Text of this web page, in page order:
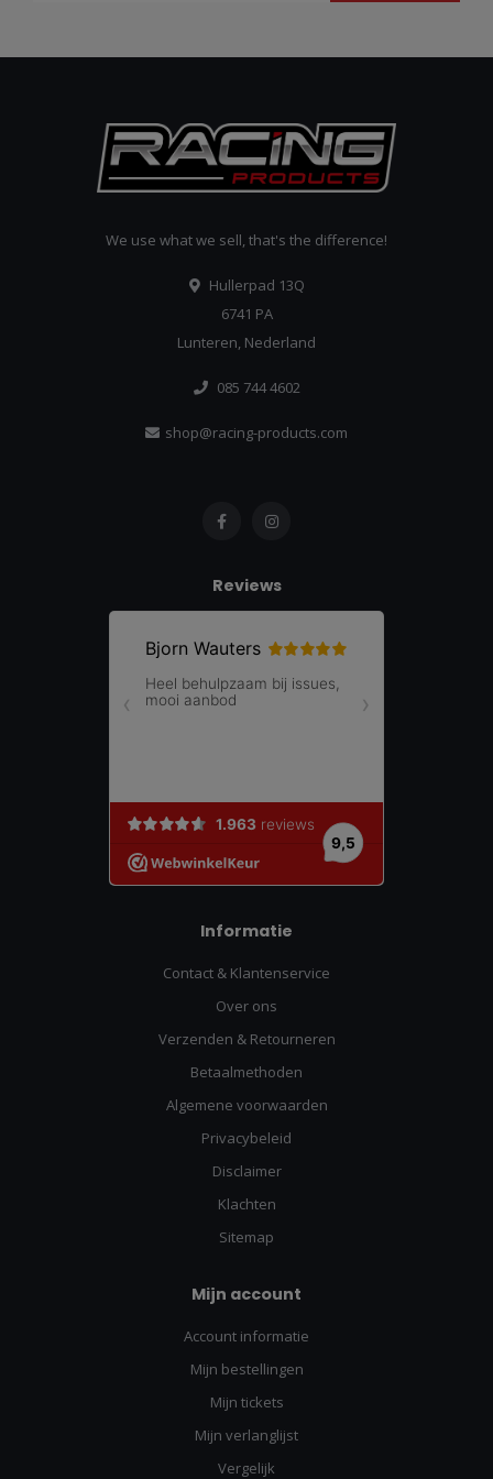
We use what we sell, that's the difference!
Hullerpad 13Q
6741 PA
Lunteren, Nederland
085 744 4602
shop@racing-products.com
Reviews
Informatie
Contact & Klantenservice
Over ons
Verzenden & Retourneren
Betaalmethoden
Algemene voorwaarden
Privacybeleid
Disclaimer
Klachten
Sitemap
Mijn account
Account informatie
Mijn bestellingen
Mijn tickets
Mijn verlanglijst
Vergelijk